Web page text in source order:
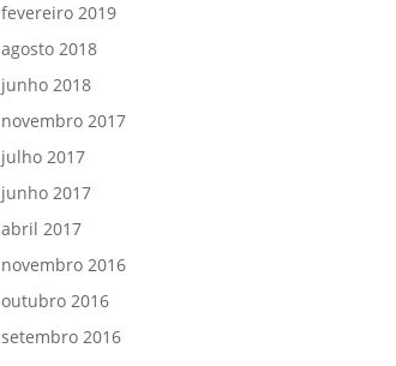
fevereiro 2019
agosto 2018
junho 2018
novembro 2017
julho 2017
junho 2017
abril 2017
novembro 2016
outubro 2016
setembro 2016